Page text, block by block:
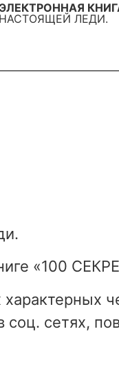
ЭЛЕКТРОННАЯ
НАСТОЯЩЕЙ ЛЕДИ.
«100
сетях,